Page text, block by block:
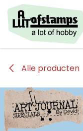
Overslaan naar inhoud
Alle producten